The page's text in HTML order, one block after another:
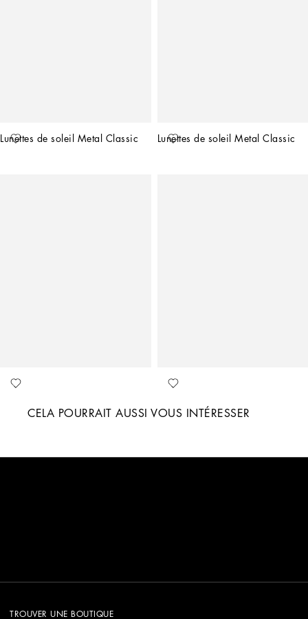
Lunettes de soleil Metal Classic Lunettes de soleil Metal Classic
CELA POURRAIT AUSSI VOUS INTÉRESSER
TROUVER UNE BOUTIQUE